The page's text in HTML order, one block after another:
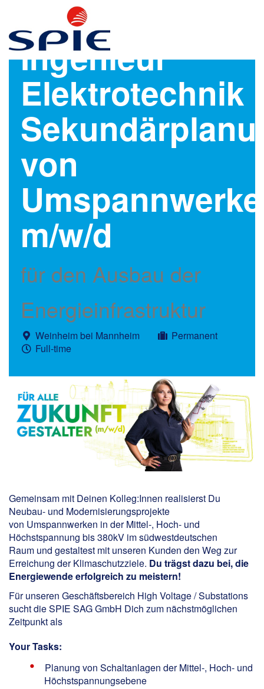
Ingenieur
Elektrotechnik
von
m/w/d
für den Ausbau der
Energieinfrastruktur
Weinheim bei Mannheim
Permanent
Full-time
Gemeinsam mit Deinen Kolleg:Innen realisierst Du
Neubau- und Modernisierungsprojekte
von Umspannwerken in der Mittel-, Hoch- und
Höchstspannung bis 380kV im südwestdeutschen
Raum und gestaltest mit unseren Kunden den Weg zur
Erreichung der Klimaschutzziele. Du trägst dazu bei, die
Energiewende erfolgreich zu meistern!
Für unseren Geschäftsbereich High Voltage / Substations
sucht die SPIE SAG GmbH Dich zum nächstmöglichen
Zeitpunkt als
Your Tasks:
Planung von Schaltanlagen der Mittel-, Hoch- und
Höchstspannungsebene